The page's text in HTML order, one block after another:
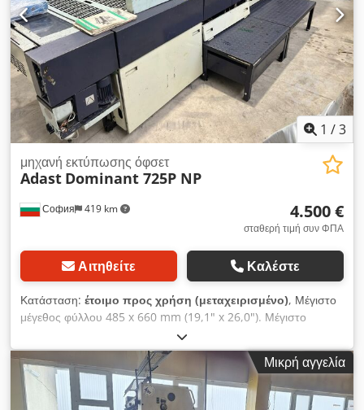
1 /3
София 419 km
μηχανή εκτύπωσης όφσετ
Adast Dominant 725P NP
4.500 €
σταθερή τιμή συν ΦΠΑ
Αιτηθείτε Καλέστε
Κατάσταση: έτοιμο προς χρήση (μεταχειρισμένο), Μέγιστο
μέγεθος φύλλου 485 x 660 mm (19,1" x 26,0"). Μέγιστο
μέγεθος εκτύπωσης 475 x 650 mm. Μέγιστη ταχύτητα έως και
10.000. Διχρωμία. Συσκευή NP με πολλές αριθμητικές μονάδες.
Πλήρης τεκμηρίωση. Dedpfxsyx Itpe Afnjck
Μικρή αγγελία